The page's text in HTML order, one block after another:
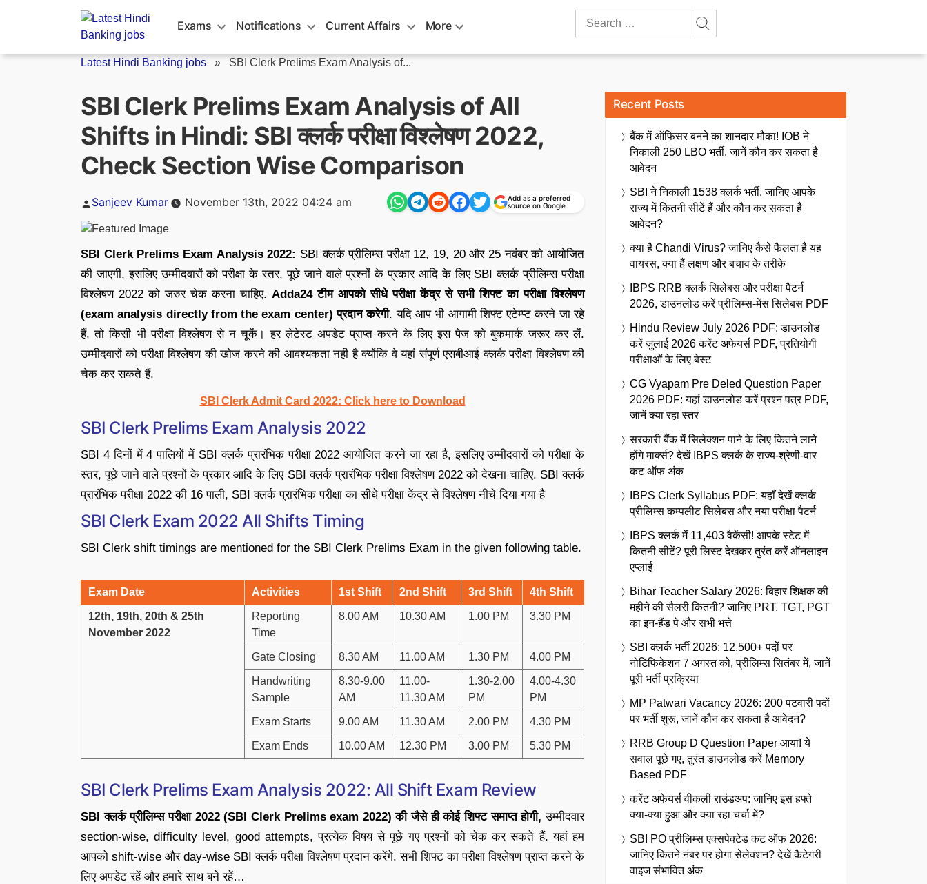
Exams Notifications Current Affairs More
Search
Latest Hindi Banking jobs » SBI Clerk Prelims Exam Analysis of...
SBI Clerk Prelims Exam Analysis of All
Shifts in Hindi: SBI क्लर्क परीक्षा विश्लेषण 2022,
Check Section Wise Comparison
Posted
Sanjeev Kumar November 13th, 2022 04:24 am
Add as a preferred
source on Google
SBI Clerk Prelims Exam Analysis 2022: SBI क्लर्क प्रीलिम्स परीक्षा 12, 19, 20 और 25 नवंबर को आयोजित
की जाएगी, इसलिए उम्मीदवारों को परीक्षा के स्तर, पूछे जाने वाले प्रश्नों के प्रकार आदि के लिए SBI क्लर्क प्रीलिम्स परीक्षा
विश्लेषण 2022 को जरुर चेक करना चाहिए. Adda24 टीम आपको सीधे परीक्षा केंद्र से सभी शिफ्ट का परीक्षा विश्लेषण
(exam analysis directly from the exam center) प्रदान करेगी. यदि आप भी आगामी शिफ्ट एटेम्प्ट करने जा रहे
हैं, तो किसी भी परीक्षा विश्लेषण से न चूकें। हर लेटेस्ट अपडेट प्राप्त करने के लिए इस पेज को बुकमार्क जरूर कर लें.
उम्मीदवारों को परीक्षा विश्लेषण की खोज करने की आवश्यकता नही है क्योंकि वे यहां संपूर्ण एसबीआई क्लर्क परीक्षा विश्लेषण की
चेक कर सकते हैं.
SBI Clerk Admit Card 2022: Click here to Download
SBI Clerk Prelims Exam Analysis 2022
SBI 4 दिनों में 4 पालियों में SBI क्लर्क प्रारंभिक परीक्षा 2022 आयोजित करने जा रहा है, इसलिए उम्मीदवारों को परीक्षा के
स्तर, पूछे जाने वाले प्रश्नों के प्रकार आदि के लिए SBI क्लर्क प्रारंभिक परीक्षा विश्लेषण 2022 को देखना चाहिए. SBI क्लर्क
प्रारंभिक परीक्षा 2022 की 16 पाली, SBI क्लर्क प्रारंभिक परीक्षा का सीधे परीक्षा केंद्र से विश्लेषण नीचे दिया गया है
SBI Clerk Exam 2022 All Shifts Timing
SBI Clerk shift timings are mentioned for the SBI Clerk Prelims Exam in the given following table.
Exam Date Activities 1st Shift 2nd Shift 3rd Shift 4th Shift
12th, 19th, 20th & 25th
November 2022
Reporting
Time
8.00 AM 10.30 AM 1.00 PM 3.30 PM
Gate Closing 8.30 AM 11.00 AM 1.30 PM 4.00 PM
Handwriting
Sample
8.30-9.00
AM
11.00-
11.30 AM
1.30-2.00
PM
4.00-4.30
PM
Exam Starts 9.00 AM 11.30 AM 2.00 PM 4.30 PM
Exam Ends 10.00 AM 12.30 PM 3.00 PM 5.30 PM
SBI Clerk Prelims Exam Analysis 2022: All Shift Exam Review
SBI क्लर्क प्रीलिम्स परीक्षा 2022 (SBI Clerk Prelims exam 2022) की जैसे ही कोई शिफ्ट समाप्त होगी, उम्मीदवार
section-wise, difficulty level, good attempts, प्रत्येक विषय से पूछे गए प्रश्नों को चेक कर सकते हैं. यहां हम
आपको shift-wise और day-wise SBI क्लर्क परीक्षा विश्लेषण प्रदान करेंगे. सभी शिफ्ट का परीक्षा विश्लेषण प्राप्त करने के
लिए अपडेट रहें और हमारे साथ बने रहें…
Recent Posts
बैंक में ऑफिसर बनने का शानदार मौका! IOB ने
निकाली 250 LBO भर्ती, जानें कौन कर सकता है
आवेदन
SBI ने निकाली 1538 क्लर्क भर्ती, जानिए आपके
राज्य में कितनी सीटें हैं और कौन कर सकता है
आवेदन?
क्या है Chandi Virus? जानिए कैसे फैलता है यह
वायरस, क्या हैं लक्षण और बचाव के तरीके
IBPS RRB क्लर्क सिलेबस और परीक्षा पैटर्न
2026, डाउनलोड करें प्रीलिम्स-मेंस सिलेबस PDF
Hindu Review July 2026 PDF: डाउनलोड
करें जुलाई 2026 करेंट अफेयर्स PDF, प्रतियोगी
परीक्षाओं के लिए बेस्ट
CG Vyapam Pre Deled Question Paper
2026 PDF: यहां डाउनलोड करें प्रश्न पत्र PDF,
जानें क्या रहा स्तर
सरकारी बैंक में सिलेक्शन पाने के लिए कितने लाने
होंगे मार्क्स? देखें IBPS क्लर्क के राज्य-श्रेणी-वार
कट ऑफ अंक
IBPS Clerk Syllabus PDF: यहाँ देखें क्लर्क
प्रीलिम्स कम्पलीट सिलेबस और नया परीक्षा पैटर्न
IBPS क्लर्क में 11,403 वैकेंसी! आपके स्टेट में
कितनी सीटें? पूरी लिस्ट देखकर तुरंत करें ऑनलाइन
एप्लाई
Bihar Teacher Salary 2026: बिहार शिक्षक की
महीने की सैलरी कितनी? जानिए PRT, TGT, PGT
का इन-हैंड पे और सभी भत्ते
SBI क्लर्क भर्ती 2026: 12,500+ पदों पर
नोटिफिकेशन 7 अगस्त को, प्रीलिम्स सितंबर में, जानें
पूरी भर्ती प्रक्रिया
MP Patwari Vacancy 2026: 200 पटवारी पदों
पर भर्ती शुरू, जानें कौन कर सकता है आवेदन?
RRB Group D Question Paper आया! ये
सवाल पूछे गए, तुरंत डाउनलोड करें Memory
Based PDF
करेंट अफेयर्स वीकली राउंडअप: जानिए इस हफ्ते
क्या-क्या हुआ और क्या रहा चर्चा में?
SBI PO प्रीलिम्स एक्सपेक्टेड कट ऑफ 2026:
जानिए कितने नंबर पर होगा सेलेक्शन? देखें कैटेगरी
वाइज संभावित अंक